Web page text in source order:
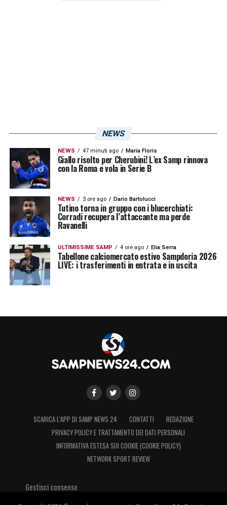
classe ’96 giochi a Milano restano buone:
quest’oggi il ragazzo ha lavorato in
Mugnaini
, mentre i suoi compagni stanno in
questo momento affrontando il Lugano in
amichevole.Torreira
, l’altro blucerchiato
uscito malconcio dalla gara contro i
campioni d’Italia, questa mattina si è allenato
da solo: le sue condizioni non dovrebbero
comunque destare preoccupazione in vista
della trasferta di lunedì prossimo. Infine,
Palombo
blucerchiato, ancorafebbricitante, è rimasto
a casa, mentre si è completamente ripreso
dallo stesso problema, che lo aveva
condizionato nei giorni passati, il portiere
Puggioni.
NEWS
NEWS 47 minuti ago Maria Floris
Giallo risolto per Cherubini! L’ex Samp rinnova
con la Roma e vola in Serie B
NEWS 3 ore ago Dario Bartolucci
Tutino torna in gruppo con i blucerchiati:
Corradi recupera l’attaccante ma perde
Ravanelli
ULTIMISSIME SAMP 4 ore ago Elia Serra
Tabellone calciomercato estivo Sampdoria 2026
LIVE: i trasferimenti in entrata e in uscita
SCARICA L’APP DI SAMP NEWS 24 CONTATTI
REDAZIONE
PRIVACY POLICY E TRATTAMENTO DEI DATI PERSONALI
INFORMATIVA ESTESA SUI COOKIE (COOKIE POLICY)
NETWORK SPORT REVIEW
Gestisci consenso